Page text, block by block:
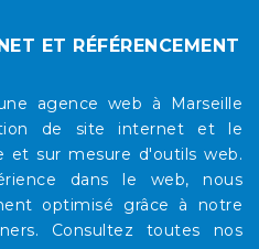
ET RÉFÉRENCEMENT
agence web à Marseille
de site internet et le
et sur mesure d'outils web.
dans le web, nous
optimisé grâce à notre
Consultez toutes nos